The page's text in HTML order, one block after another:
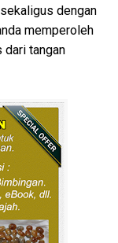
dengan
memperoleh
dari tangan